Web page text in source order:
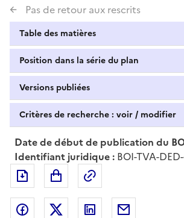
Pas de retour aux rescrits
Table des matières
Position dans la série du plan
Versions publiées
Critères de recherche : voir / modifier
Date de début de publication du
Identifiant juridique : BOI-TVA-
Exporter le document au format
Partager sur Facebook
Partager sur Twitter
Partager sur